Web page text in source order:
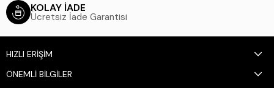
KOLAY İADE
Ücretsiz İade Garantisi
HIZLI ERİŞİM
ÖNEMLİ BİLGİLER